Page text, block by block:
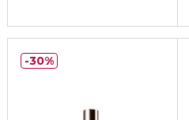
30%